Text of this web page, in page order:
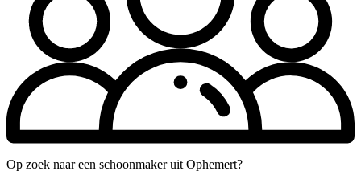
Op zoek naar een schoonmaker uit Ophemert?